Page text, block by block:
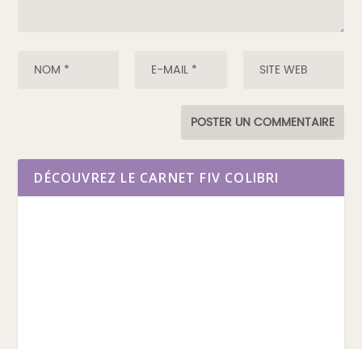
DÉCOUVREZ LE CARNET FIV COLIBRI